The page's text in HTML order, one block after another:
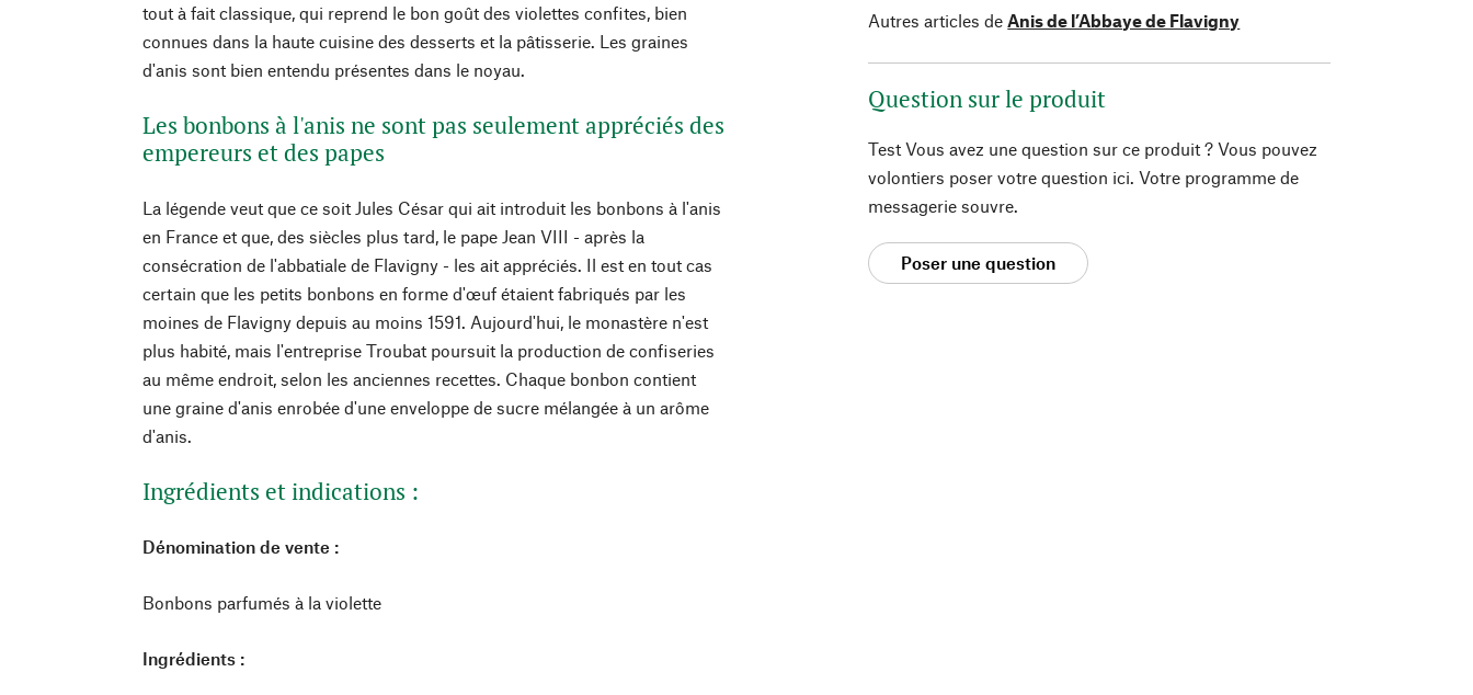
tout à fait classique, qui reprend le bon goût des violettes confites, bien
connues dans la haute cuisine des desserts et la pâtisserie. Les graines
d'anis sont bien entendu présentes dans le noyau.
Les bonbons à l'anis ne sont pas seulement appréciés des
empereurs et des papes
La légende veut que ce soit Jules César qui ait introduit les bonbons à l'anis
en France et que, des siècles plus tard, le pape Jean VIII - après la
consécration de l'abbatiale de Flavigny - les ait appréciés. Il est en tout cas
certain que les petits bonbons en forme d'œuf étaient fabriqués par les
moines de Flavigny depuis au moins 1591. Aujourd'hui, le monastère n'est
plus habité, mais l'entreprise Troubat poursuit la production de confiseries
au même endroit, selon les anciennes recettes. Chaque bonbon contient
une graine d'anis enrobée d'une enveloppe de sucre mélangée à un arôme
d'anis.
Ingrédients et indications :
Dénomination de vente :
Bonbons parfumés à la violette
Ingrédients :
Autres articles de Anis de l’Abbaye de Flavigny
Question sur le produit
Test Vous avez une question sur ce produit ? Vous pouvez
volontiers poser votre question ici. Votre programme de
messagerie souvre.
Poser une question